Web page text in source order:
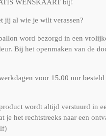
WENSKAART bij!
jij al wie je wilt verassen?
word bezorgd in een
Bij het openmaken van de
voor 15.00 uur
wordt altijd verstuurd in
je het rechtstreeks naar een